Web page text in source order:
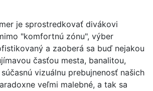
je sprostredkovať divákovi
"komfortnú zónu", výber
a zaoberá sa buď nejakou
časťou mesta, banalitou,
vizuálnu prebujnenosť našich
veľmi malebné, a tak sa